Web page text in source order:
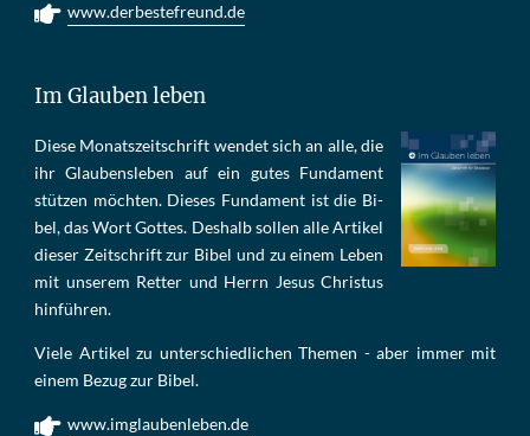
www.derbestefreund.de
Im Glauben leben
Die­se Mo­nats­zeit­schrift wen­det sich an alle, die
ihr Glau­bens­le­ben auf ein gu­tes Fun­da­ment
stüt­zen möch­ten. Die­ses Fun­da­ment ist die Bi­
bel, das Wort Got­tes. Des­halb sol­len al­le Ar­ti­kel
die­ser Zeit­schrift zur Bi­bel und zu ei­nem Le­ben
mit un­se­rem Ret­ter und Herrn Je­sus Chris­tus
hin­füh­ren.
Viele Artikel zu unterschiedlichen Themen - aber immer mit
einem Bezug zur Bibel.
www.imglaubenleben.de